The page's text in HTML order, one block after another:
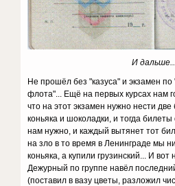
И дальше...
Не прошёл без "казуса" и экзамен по
флота"... Ещё на первых курсах нам
что на этот экзамен нужно нести две
коньяка и шоколадки, и тогда
нам нужно, и каждый вытянет тот
на зло в то время в Ленинграде мы
коньяка, а купили грузинский... И вот
Дежурный по группе навёл
(поставил в вазу цветы, разложил